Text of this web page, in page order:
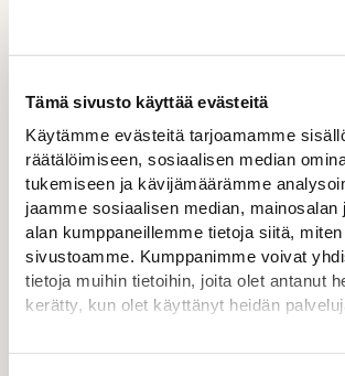
Tämä sivusto käyttää evästeitä
Käytämme evästeitä tarjoamamme
räätälöimiseen, sosiaalisen median
tukemiseen ja kävijämäärämme
jaamme sosiaalisen median, mainosalan
alan kumppaneillemme tietoja siitä,
sivustoamme. Kumppanimme voivat
tietoja muihin tietoihin, joita olet antanut
kerätty, kun olet käyttänyt heidän
Lisätietoja:drop.fi/info/
LÄHDE
- aerator system
- LED pool light